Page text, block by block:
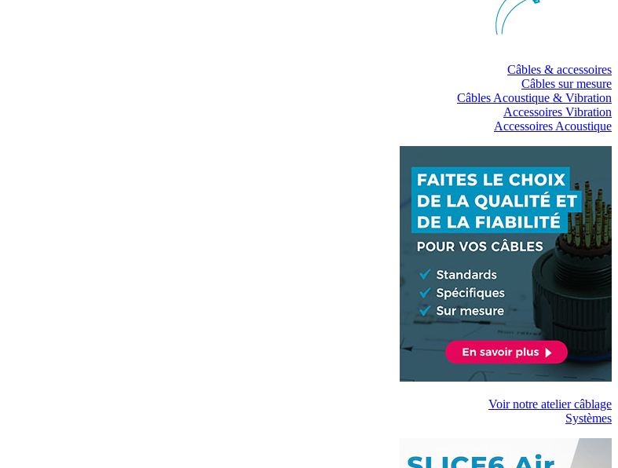
Câbles & accessoires
Câbles sur mesure
Câbles Acoustique & Vibration
Accessoires Vibration
Accessoires Acoustique
Voir notre atelier câblage
Systèmes